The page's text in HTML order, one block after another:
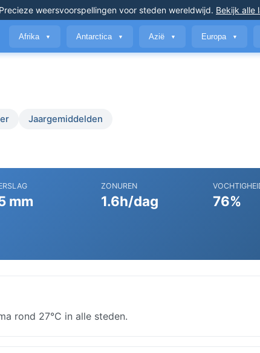
Precieze weersvoorspellingen voor steden wereldwijd. Bekijk alle
Afrika ▼ Antarctica ▼ Azië ▼ Europa ▼
Jaargemiddelden
mm
ZONUREN
1.6h/dag 76%
rond 27°C in alle steden.